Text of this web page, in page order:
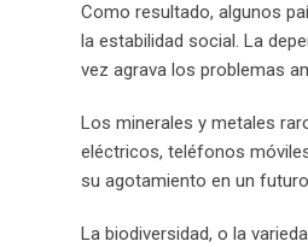
Como resultado, algunos
la estabilidad social. La
vez agrava los problemas
Los minerales y metales
eléctricos, teléfonos
su agotamiento en un
La biodiversidad, o la